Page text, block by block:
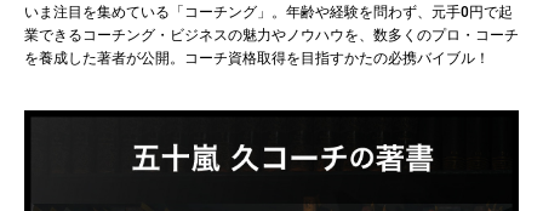
いま注目を集めている「コーチング」。年齢や経験を問わず、元手0円で起
業できるコーチング・ビジネスの魅力やノウハウを、数多くのプロ・コーチ
を養成した著者が公開。コーチ資格取得を目指すかたの必携バイブル！